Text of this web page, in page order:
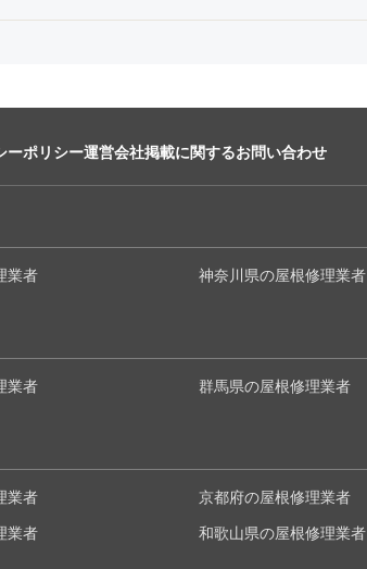
ーポリシー運営会社掲載に関するお問い合わせ
業者 神奈川県の屋根修理業者
業者 群馬県の屋根修理業者
業者 京都府の屋根修理業者
業者 和歌山県の屋根修理業者